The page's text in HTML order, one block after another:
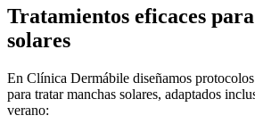
Tratamientos eficaces
solares
En Clínica Dermábile diseñamos
para tratar manchas solares, adaptados
verano: